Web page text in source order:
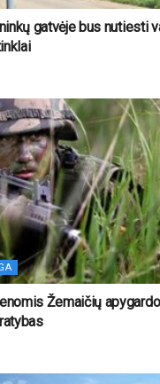
gatvėje bus nutiesti
Žemaičių